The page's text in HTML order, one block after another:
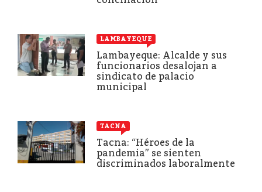
LAMBAYEQUE
Lambayeque: Alcalde y sus
funcionarios desalojan a
sindicato de palacio
municipal
TACNA
Tacna: “Héroes de la
pandemia” se sienten
discriminados laboralmente